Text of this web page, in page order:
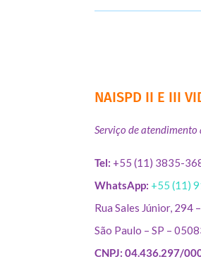
NAISPD II E III
Serviço de atendimento
Tel: +55 (11) 3835-
WhatsApp: +55 (11)
Rua Sales Júnior, 294
São Paulo – SP –
CNPJ: 04.436.297/